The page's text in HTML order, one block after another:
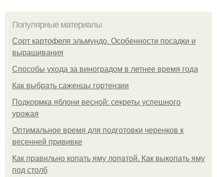
Популярные материалы
Сорт картофеля эльмундо. Особенности посадки и
выращивания
Способы ухода за виноградом в летнее время года
Как выбрать саженцы гортензии
Подкормка яблони весной: секреты успешного
урожая
Оптимальное время для подготовки черенков к
весенней прививке
Как правильно копать яму лопатой. Как выкопать яму
под столб